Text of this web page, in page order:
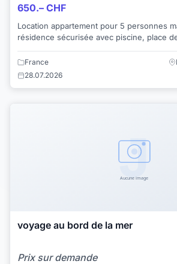
650.– CHF
Location appartement pour 5 personnes
résidence sécurisée avec piscine, place
France
28.07.2026
voyage au bord de la mer
Prix sur demande